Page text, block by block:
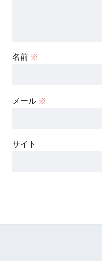
名前 ※
メール ※
サイト